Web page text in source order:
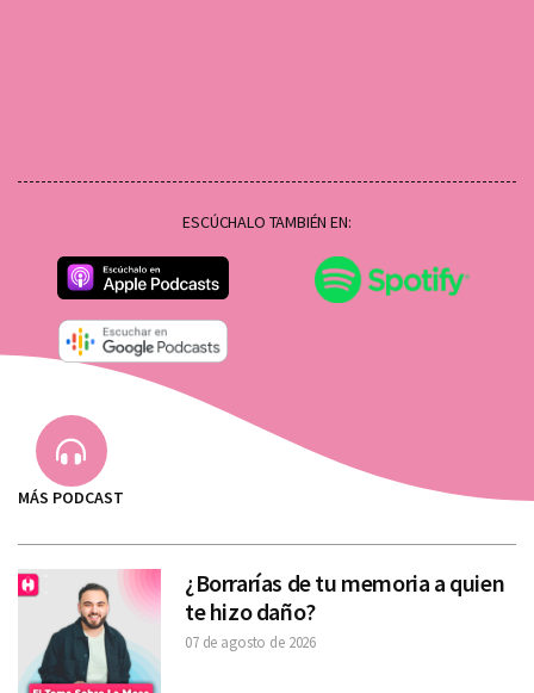
ESCÚCHALO TAMBIÉN EN:
MÁS PODCAST
¿Borrarías de tu memoria a quien
te hizo daño?
07 de agosto de 2026